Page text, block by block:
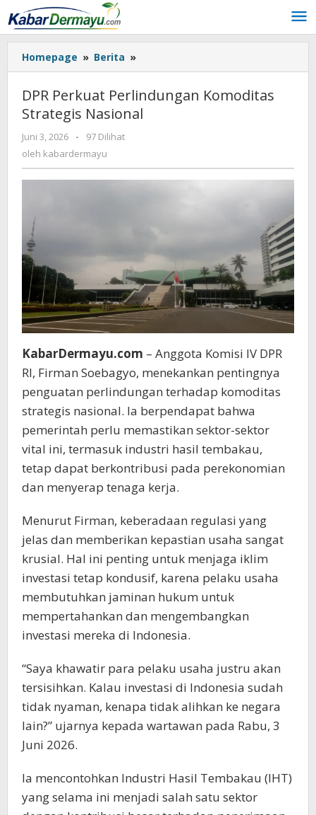
Lewati
ke
konten
Homepage » Berita »
Perkuat
Perlindungan
Komoditas
Strategis
DPR Perkuat Perlindungan Komoditas
Strategis Nasional
Juni 3, 2026
oleh
kabardermayu
-
97 Dilihat
oleh kabardermayu
KabarDermayu.com – Anggota Komisi IV DPR
RI, Firman Soebagyo, menekankan pentingnya
penguatan perlindungan terhadap komoditas
strategis nasional. Ia berpendapat bahwa
pemerintah perlu memastikan sektor-sektor
vital ini, termasuk industri hasil tembakau,
tetap dapat berkontribusi pada perekonomian
dan menyerap tenaga kerja.
Menurut Firman, keberadaan regulasi yang
jelas dan memberikan kepastian usaha sangat
krusial. Hal ini penting untuk menjaga iklim
investasi tetap kondusif, karena pelaku usaha
membutuhkan jaminan hukum untuk
mempertahankan dan mengembangkan
investasi mereka di Indonesia.
“Saya khawatir para pelaku usaha justru akan
tersisihkan. Kalau investasi di Indonesia sudah
tidak nyaman, kenapa tidak alihkan ke negara
lain?” ujarnya kepada wartawan pada Rabu, 3
Juni 2026.
Ia mencontohkan Industri Hasil Tembakau (IHT)
yang selama ini menjadi salah satu sektor